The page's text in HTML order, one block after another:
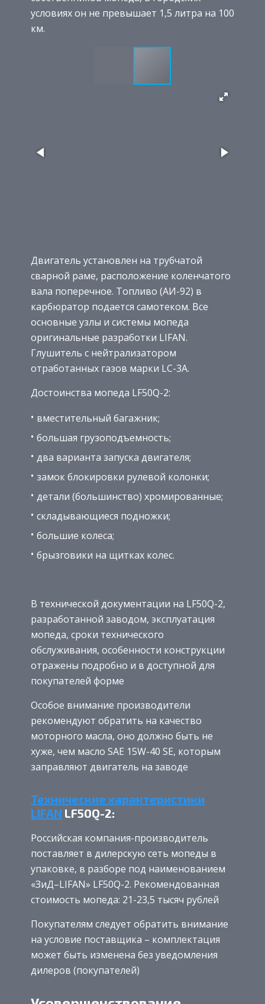
условиях он не превышает 1,5 литра на 100
км.
Двигатель установлен на трубчатой
сварной раме, расположение коленчатого
вала поперечное. Топливо (АИ-92) в
карбюратор подается самотеком. Все
основные узлы и системы мопеда
оригинальные разработки LIFAN.
Глушитель с нейтрализатором
отработанных газов марки LC-3A.
Достоинства мопеда LF50Q-2:
вместительный багажник;
большая грузоподъемность;
два варианта запуска двигателя;
замок блокировки рулевой колонки;
детали (большинство) хромированные;
складывающиеся подножки;
большие колеса;
брызговики на щитках колес.
В технической документации на LF50Q-2,
разработанной заводом, эксплуатация
мопеда, сроки технического
обслуживания, особенности конструкции
отражены подробно и в доступной для
покупателей форме
Особое внимание производители
рекомендуют обратить на качество
моторного масла, оно должно быть не
хуже, чем масло SAE 15W-40 SE, которым
заправляют двигатель на заводе
Технические характеристики
LIFAN LF50Q-2:
Российская компания-производитель
поставляет в дилерскую сеть мопеды в
упаковке, в разборе под наименованием
«ЗиД–LIFAN» LF50Q-2. Рекомендованная
стоимость мопеда: 21-23,5 тысяч рублей
Покупателям следует обратить внимание
на условие поставщика – комплектация
может быть изменена без уведомления
дилеров (покупателей)